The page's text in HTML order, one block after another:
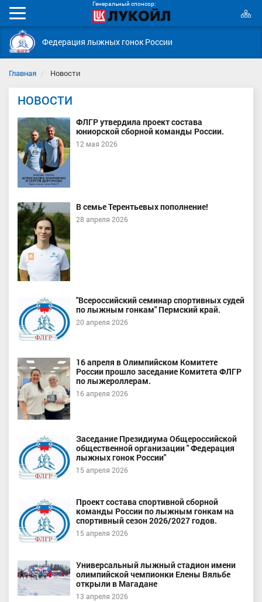
Генеральный спонсор:
Мобильное
меню
Федерация лыжных гонок России
Главная Новости
НОВОСТИ
ФЛГР утвердила проект состава
юниорской сборной команды России.
12 мая 2026
В семье Терентьевых пополнение!
28 апреля 2026
"Всероссийский семинар спортивных судей
по лыжным гонкам" Пермский край.
20 апреля 2026
16 апреля в Олимпийском Комитете
России прошло заседание Комитета ФЛГР
по лыжероллерам.
16 апреля 2026
Заседание Президиума Общероссийской
общественной организации " Федерация
лыжных гонок России"
15 апреля 2026
Проект состава спортивной сборной
команды России по лыжным гонкам на
спортивный сезон 2026/2027 годов.
15 апреля 2026
Универсальный лыжный стадион имени
олимпийской чемпионки Елены Вяльбе
открыли в Магадане
13 апреля 2026